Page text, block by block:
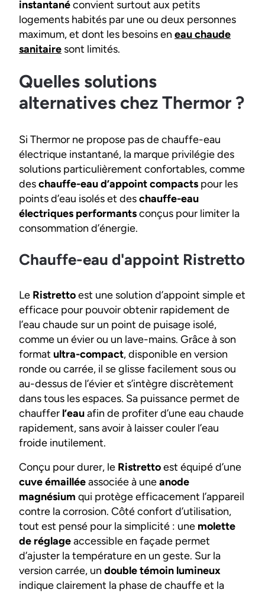
instantanéconvient surtout aux petits
logements habités par une ou deux personnes
maximum, et dont les besoins en eau chaude
sanitaire sont limités.
Quelles solutions
alternatives chez Thermor ?
Si Thermor ne propose pas de chauffe-eau
électrique instantané, la marque privilégie des
solutions particulièrement confortables, comme
deschauffe-eau d’appoint compacts pour les
points d’eau isolés et deschauffe-eau
électriques performantsconçus pour limiter la
consommation d’énergie.
Chauffe-eau d'appoint Ristretto
Le Ristrettoest une solution d’appoint simple et
efficace pour pouvoir obtenir rapidement de
l’eau chaude sur un point de puisage isolé,
comme un évier ou un lave-mains. Grâce à son
format ultra-compact, disponible en version
ronde ou carrée, il se glisse facilement sous ou
au-dessus de l’évier et s’intègre discrètement
dans tous les espaces. Sa puissance permet de
chauffer l’eauafin de profiter d’une eau chaude
rapidement, sans avoir à laisser couler l’eau
froide inutilement.
Conçu pour durer, le Ristrettoest équipé d’une
cuve émailléeassociée à uneanode
magnésium qui protège efficacement l’appareil
contre la corrosion. Côté confort d’utilisation,
tout est pensé pour la simplicité : une molette
de réglageaccessible en façade permet
d’ajuster la température en un geste. Sur la
version carrée, un double témoin lumineux
indique clairement la phase de chauffe et la